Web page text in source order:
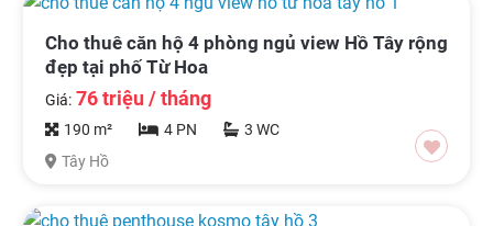
Cho thuê căn hộ 4 phòng ngủ view Hồ Tây rộng
đẹp tại phố Từ Hoa
Giá:76 triệu / tháng
190 m² 4 PN
3 WC
Tây Hồ